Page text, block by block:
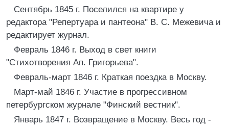
Сентябрь 1845 г. Поселился на квартире у
редактора "Репертуара и пантеона" В. С. Межевича и
редактирует журнал.
Февраль 1846 г. Выход в свет книги
"Стихотворения Ап. Григорьева".
Февраль-март 1846 г. Краткая поездка в Москву.
Март-май 1846 г. Участие в прогрессивном
петербургском журнале "Финский вестник".
Январь 1847 г. Возвращение в Москву. Весь год -